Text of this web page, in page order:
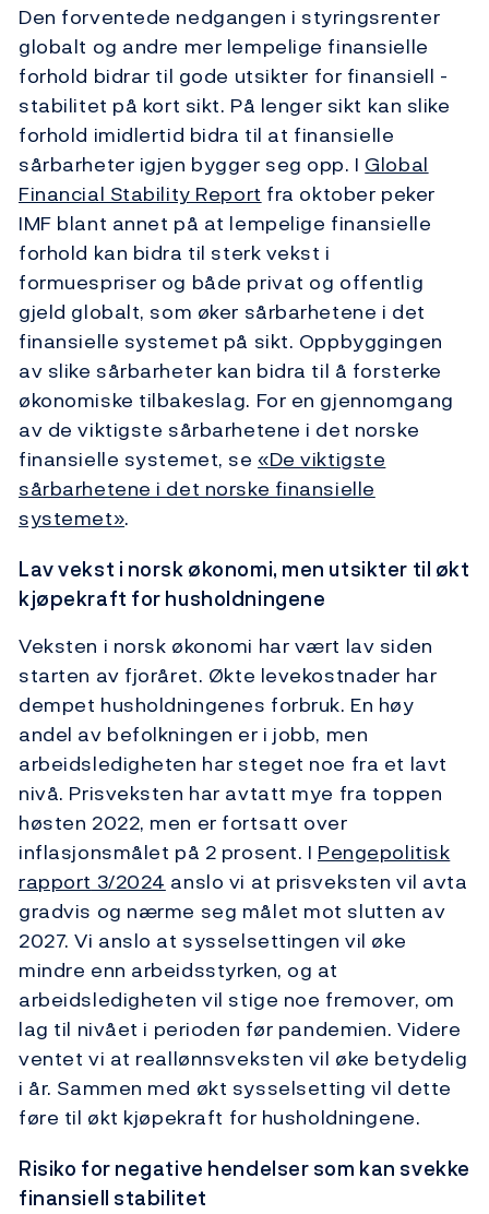
Den forventede nedgangen i styringsrenter
globalt og andre mer ­lempelige finansielle
forhold bidrar til gode utsikter for finansiell ­
stabilitet på kort sikt. På lenger sikt kan slike
forhold imidlertid bidra til at finansielle
sårbarheter igjen bygger seg opp. I Global
Financial Stability Report fra oktober peker
IMF blant annet på at lempelige finansielle
forhold kan bidra til sterk vekst i
formuespriser og både privat og offentlig
gjeld globalt, som øker sårbarhetene i det
finansielle systemet på sikt. Oppbyggingen
av slike sårbarheter kan bidra til å forsterke
økonomiske tilbakeslag. For en gjennomgang
av de viktigste sårbarhetene i det norske
finansielle systemet, se «De viktigste
sårbarhetene i det norske finansielle
systemet».
Lav vekst i norsk økonomi, men utsikter til økt
kjøpekraft for husholdningene
Veksten i norsk økonomi har vært lav siden
starten av fjoråret. Økte levekostnader har
dempet husholdningenes forbruk. En høy
andel av befolkningen er i jobb, men
arbeidsledigheten har steget noe fra et lavt
nivå. Prisveksten har avtatt mye fra toppen
høsten 2022, men er fortsatt over
inflasjonsmålet på 2 prosent. I Pengepolitisk
rapport 3/2024 anslo vi at prisveksten vil avta
gradvis og nærme seg målet mot slutten av
2027. Vi anslo at sysselsettingen vil øke
mindre enn arbeidsstyrken, og at
arbeidsledigheten vil stige noe fremover, om
lag til nivået i perioden før pandemien. Videre
ventet vi at reallønnsveksten vil øke betydelig
i år. Sammen med økt sysselsetting vil dette
føre til økt kjøpekraft for husholdningene.
Risiko for negative hendelser som kan svekke
finansiell stabilitet